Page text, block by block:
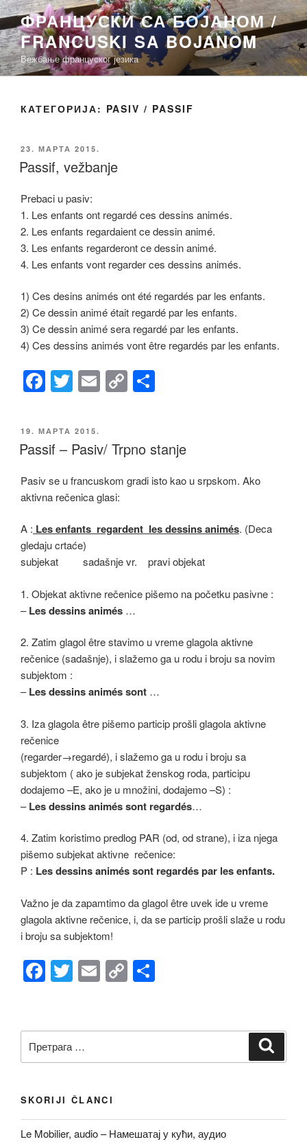
Скочи
на
садржај
ФРАНЦУСКИ СА БОЈАНОМ /
FRANCUSKI SA BOJANOM
Вежбање француског језика
КАТЕГОРИЈА: PASIV / PASSIF
ОБЈАВЉЕНО
23. МАРТА 2015.
Passif, vežbanje
Prebaci u pasiv:
1. Les enfants ont regardé ces dessins animés.
2. Les enfants regardaient ce dessin animé.
3. Les enfants regarderont ce dessin animé.
4. Les enfants vont regarder ces dessins animés.
1) Ces desins animés ont été regardés par les enfants.
2) Ce dessin animé était regardé par les enfants.
3) Ce dessin animé sera regardé par les enfants.
4) Ces dessins animés vont être regardés par les enfants.
F
a
c
e
o
k
T
wi
tt
er
E
m
C
o
y
n
e
ОБЈАВЉЕНО
19. МАРТА 2015.
Passif – Pasiv/ Trpno stanje
Pasiv se u francuskom gradi isto kao u srpskom. Ako
aktivna rečenica glasi:
A : Les enfants regardent les dessins animés. (Deca
gledaju crtaće)
subjekat sadašnje vr. pravi objekat
1. Objekat aktivne rečenice pišemo na početku pasivne :
–Les dessins animés …
2. Zatim glagol être stavimo u vreme glagola aktivne
rečenice (sadašnje), i slažemo ga u rodu i broju sa novim
subjektom :
–Les dessins animés sont …
3. Iza glagola être pišemo particip prošli glagola aktivne
rečenice
(regarder→regardé), i slažemo ga u rodu i broju sa
subjektom ( ako je subjekat ženskog roda, participu
dodajemo –E, ako je u množini, dodajemo –S) :
–Les dessins animés sont regardés…
4. Zatim koristimo predlog PAR (od, od strane), i iza njega
pišemo subjekat aktivne rečenice:
P : Les dessins animés sont regardés par les enfants.
Važno je da zapamtimo da glagol être uvek ide u vreme
glagola aktivne rečenice, i, da se particip prošli slaže u rodu
i broju sa subjektom!
F
e
b
o
k
T
er
E C
y
Li
e
за:
SKORIJI ČLANCI
Le Mobilier, audio – Намешатај у кући, аудио